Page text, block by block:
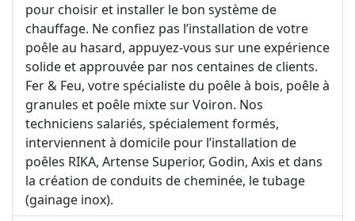
pour choisir et installer le bon système de
chauffage. Ne confiez pas l’installation de votre
poêle au hasard, appuyez-vous sur une expérience
solide et approuvée par nos centaines de clients.
Fer & Feu, votre spécialiste du poêle à bois, poêle à
granules et poêle mixte sur Voiron. Nos
techniciens salariés, spécialement formés,
interviennent à domicile pour l’installation de
poêles RIKA, Artense Superior, Godin, Axis et dans
la création de conduits de cheminée, le tubage
(gainage inox).